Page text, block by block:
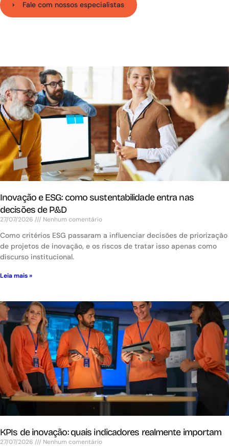
Fale com nossos especialistas
Inovação e ESG: como sustentabilidade entra nas
decisões de P&D
27/07/2026 Nenhum comentário
Como critérios ESG passaram a influenciar decisões de priorização
de projetos de inovação, e os riscos de tratar isso apenas como
discurso institucional.
Leia mais »
KPIs de inovação: quais indicadores realmente importam
27/07/2026 Nenhum comentário